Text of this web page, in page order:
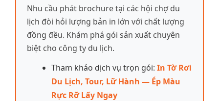
Nhu cầu phát brochure tại các hội chợ du
lịch đòi hỏi lượng bản in lớn với chất lượng
đồng đều. Khám phá gói sản xuất chuyên
biệt cho công ty du lịch.
Tham khảo dịch vụ trọn gói: In Tờ Rơi
Du Lịch, Tour, Lữ Hành — Ép Màu
Rực Rỡ Lấy Ngay